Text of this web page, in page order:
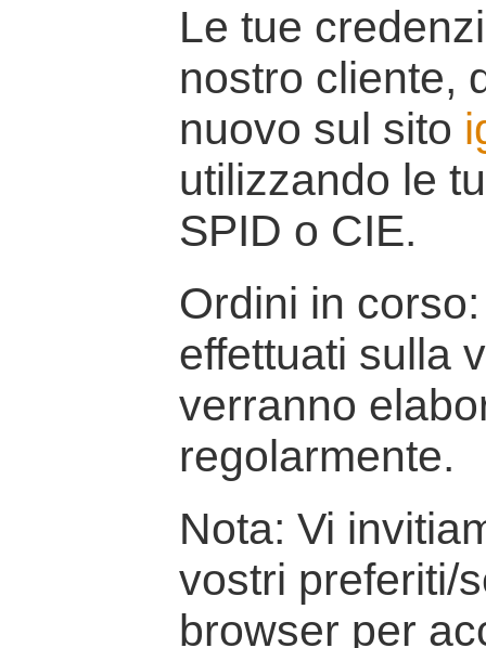
Le tue
nostro cliente,
nuovo sul sito
utilizzando le
SPID o CIE.
Ordini in
effettuati sulla
verranno
regolarmente.
Nota: Vi
vostri preferiti/
browser per